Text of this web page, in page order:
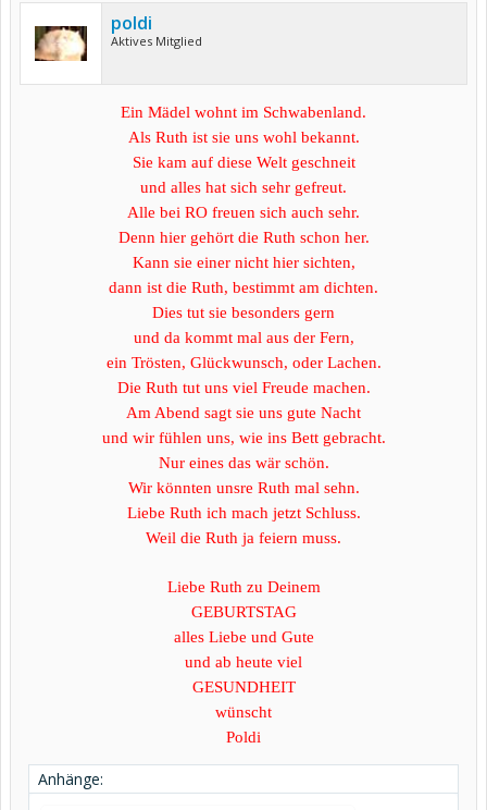
poldi
Aktives Mitglied
Ein Mädel wohnt im Schwabenland.
Als Ruth ist sie uns wohl bekannt.
Sie kam auf diese Welt geschneit
und alles hat sich sehr gefreut.
Alle bei RO freuen sich auch sehr.
Denn hier gehört die Ruth schon her.
Kann sie einer nicht hier sichten,
dann ist die Ruth, bestimmt am dichten.
Dies tut sie besonders gern
und da kommt mal aus der Fern,
ein Trösten, Glückwunsch, oder Lachen.
Die Ruth tut uns viel Freude machen.
Am Abend sagt sie uns gute Nacht
und wir fühlen uns, wie ins Bett gebracht.
Nur eines das wär schön.
Wir könnten unsre Ruth mal sehn.
Liebe Ruth ich mach jetzt Schluss.
Weil die Ruth ja feiern muss.
Liebe Ruth zu Deinem
GEBURTSTAG
alles Liebe und Gute
und ab heute viel
GESUNDHEIT
wünscht
Poldi
Anhänge: